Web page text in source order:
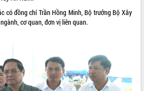
có đồng chí Trần Hồng Minh, Bộ trưởng Bộ Xây
cơ quan, đơn vị liên quan.